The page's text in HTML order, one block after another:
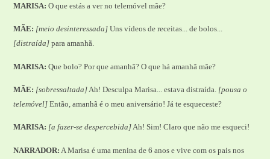
MARISA: O que estás a ver no telemóvel mãe?
MÃE: [meio desinteressada] Uns vídeos de receitas... de bolos...
[distraída] para amanhã.
MARISA: Que bolo? Por que amanhã? O que há amanhã mãe?
MÃE: [sobressaltada]Ah! Desculpa Marisa... estava distraída. [pousa o
telemóvel] Então, amanhã é o meu aniversário! Já te esqueceste?
MARISA: [a fazer-se despercebida]Ah! Sim! Claro que não me esqueci!
NARRADOR: A Marisa é uma menina de 6 anos e vive com os pais nos